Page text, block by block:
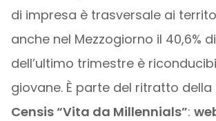
di impresa è trasversale ai
anche nel Mezzogiorno il 40,6%
dell’ultimo trimestre è
giovane. È parte del ritratto
Censis “Vita da Millennials”: